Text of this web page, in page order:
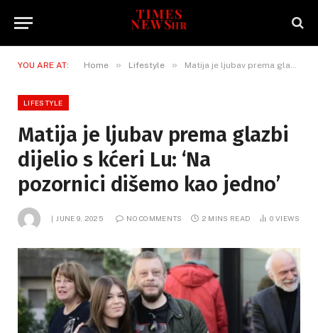
YOU ARE AT: Home » Lifestyle » Matija je ljubav prema glazbi dijelio s kćeri Lu: ‘Na pozornici dišemo kao jedno’
LIFESTYLE
Matija je ljubav prema glazbi
dijelio s kćeri Lu: ‘Na
pozornici dišemo kao jedno’
JUNE 9, 2025 NO COMMENTS 2 MINS READ 0VIEWS